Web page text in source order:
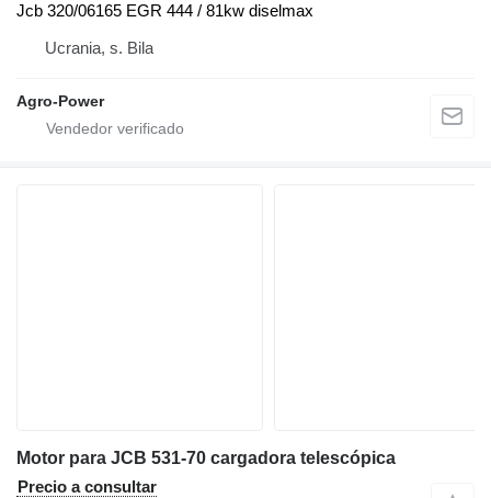
Jcb 320/06165 EGR 444 / 81kw diselmax
Ucrania, s. Bila
Agro-Power
Motor para JCB 531-70 cargadora telescópica
Precio a consultar